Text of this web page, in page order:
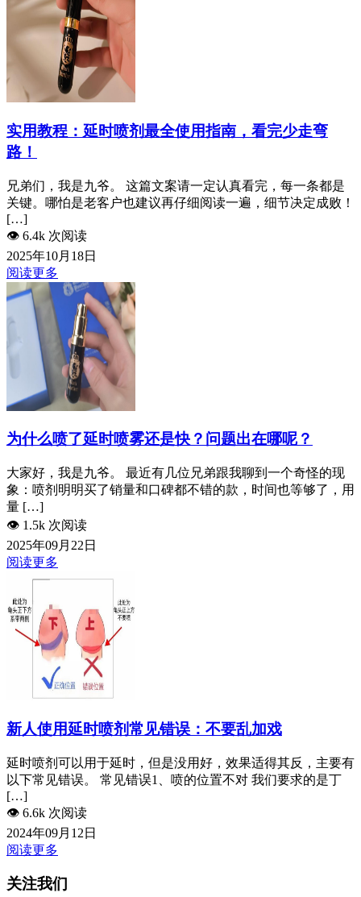
实用教程：延时喷剂最全使用指南，看完少走弯
路！
兄弟们，我是九爷。 这篇文案请一定认真看完，每一条都是
关键。哪怕是老客户也建议再仔细阅读一遍，细节决定成败！
[…]
👁️ 6.4k 次阅读
2025年10月18日
阅读更多
为什么喷了延时喷雾还是快？问题出在哪呢？
大家好，我是九爷。 最近有几位兄弟跟我聊到一个奇怪的现
象：喷剂明明买了销量和口碑都不错的款，时间也等够了，用
量 […]
👁️ 1.5k 次阅读
2025年09月22日
阅读更多
新人使用延时喷剂常见错误：不要乱加戏
延时喷剂可以用于延时，但是没用好，效果适得其反，主要有
以下常见错误。 常见错误1、喷的位置不对 我们要求的是丁
[…]
👁️ 6.6k 次阅读
2024年09月12日
阅读更多
关注我们